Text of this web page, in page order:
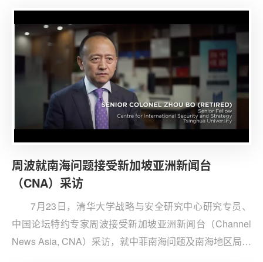
方面情况，并就全球南方与国际秩序、国际安全挑战、新
形势下中国与巴西合作关系等问题与外方进行深入交流。
周波就南海问题接受新加坡亚洲新闻台
（CNA）采访
7月23日，清华大学战略与安全研究中心研究专员、
中国论坛特约专家周波接受新加坡亚洲新闻台（Channel
News Asia, CNA）采访，就中菲南海问题及南海地区局势